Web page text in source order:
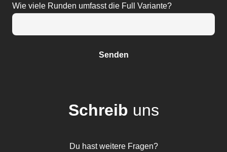
Wie viele Runden umfasst die Full Variante?
Schreib uns
Du hast weitere Fragen?